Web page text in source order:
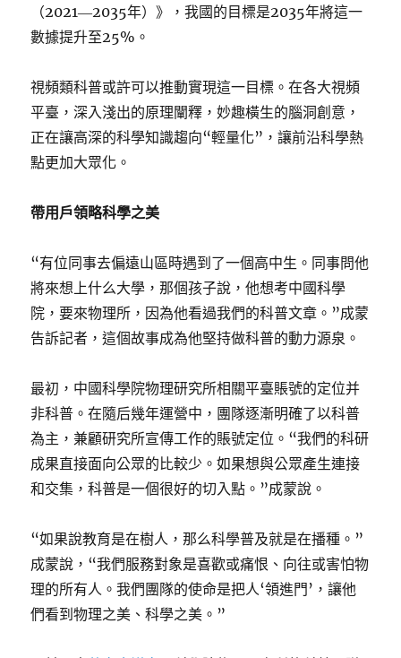
（2021―2035年）》，我國的目標是2035年將這一
數據提升至25%。
視頻類科普或許可以推動實現這一目標。在各大視頻
平臺，深入淺出的原理闡釋，妙趣橫生的腦洞創意，
正在讓高深的科學知識趨向“輕量化”，讓前沿科學熱
點更加大眾化。
帶用戶領略科學之美
“有位同事去偏遠山區時遇到了一個高中生。同事問他
將來想上什么大學，那個孩子說，他想考中國科學
院，要來物理所，因為他看過我們的科普文章。”成蒙
告訴記者，這個故事成為他堅持做科普的動力源泉。
最初，中國科學院物理研究所相關平臺賬號的定位并
非科普。在隨后幾年運營中，團隊逐漸明確了以科普
為主，兼顧研究所宣傳工作的賬號定位。“我們的科研
成果直接面向公眾的比較少。如果想與公眾產生連接
和交集，科普是一個很好的切入點。”成蒙說。
“如果說教育是在樹人，那么科學普及就是在播種。”
成蒙說，“我們服務對象是喜歡或痛恨、向往或害怕物
理的所有人。我們團隊的使命是把人‘領進門’，讓他
們看到物理之美、科學之美。”